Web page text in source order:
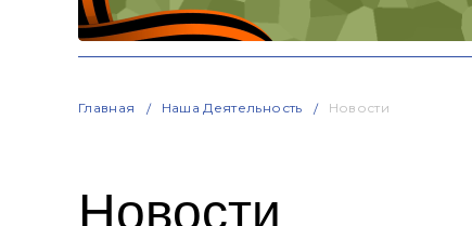
Главная Наша Деятельность Новости
Новости